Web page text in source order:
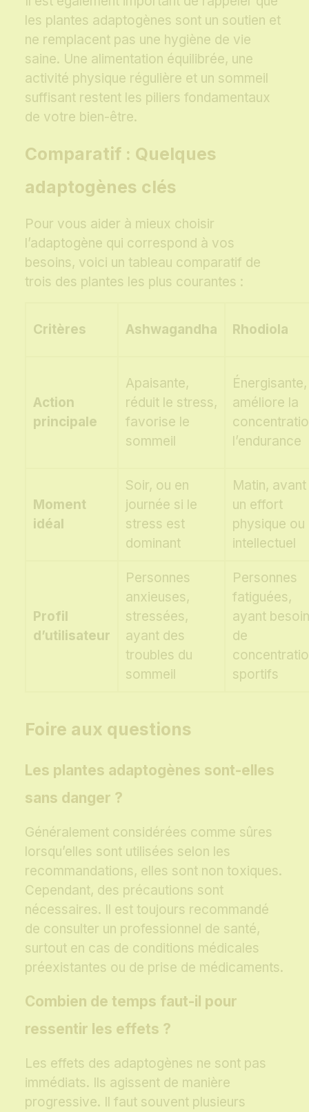
les plantes adaptogènes sont un soutien et
ne remplacent pas une hygiène de vie
saine. Une alimentation équilibrée, une
activité physique régulière et un sommeil
suffisant restent les piliers fondamentaux
de votre bien-être.
Comparatif : Quelques
adaptogènes clés
Pour vous aider à mieux choisir
l’adaptogène qui correspond à vos
besoins, voici un tableau comparatif de
trois des plantes les plus courantes :
Critères Ashwagandha Rhodiola
Action
principale
Apaisante,
réduit le stress,
favorise le
sommeil
Énergisante,
améliore la
l’endurance
Moment
idéal
Soir, ou en
journée si le
stress est
dominant
Matin, avant
un effort
physique ou
intellectuel
Profil
d’utilisateur
Personnes
anxieuses,
stressées,
ayant des
troubles du
sommeil
Personnes
fatiguées,
ayant besoin
de
sportifs
Foire aux questions
Les plantes adaptogènes sont-elles
sans danger ?
Généralement considérées comme sûres
lorsqu’elles sont utilisées selon les
recommandations, elles sont non toxiques.
Cependant, des précautions sont
nécessaires. Il est toujours recommandé
de consulter un professionnel de santé,
surtout en cas de conditions médicales
préexistantes ou de prise de médicaments.
Combien de temps faut-il pour
ressentir les effets ?
Les effets des adaptogènes ne sont pas
immédiats. Ils agissent de manière
progressive. Il faut souvent plusieurs